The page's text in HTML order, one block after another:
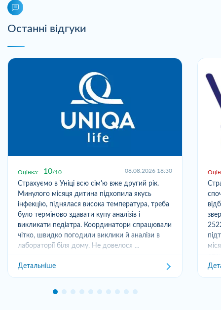
Останні відгуки
Оцінка: 10 10 08.08.2026 18:30
Страхуємо в Уніці всю сім'ю вже другий рік.
Минулого місяця дитина підхопила якусь
інфекцію, піднялася висока температура, треба
було терміново здавати купу аналізів і
викликати педіатра. Координатори спрацювали
чітко, швидко погодили виклики й аналізи в
лабораторії біля дому. Не довелося ...
Детальніше